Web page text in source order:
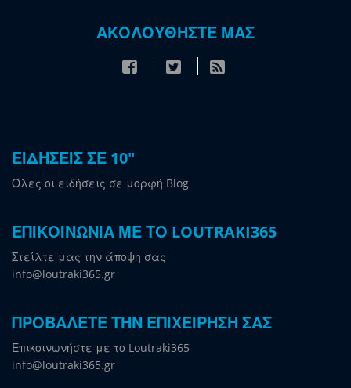
ΑΚΟΛΟΥΘΗΣΤΕ ΜΑΣ
ΕΙΔΗΣΕΙΣ ΣΕ 10"
Όλες οι ειδήσεις σε μορφή Blog
ΕΠΙΚΟΙΝΩΝΙΑ ΜΕ ΤΟ LOUTRAKI365
Στείλτε μας την άποψη σας
info@loutraki365.gr
ΠΡΟΒΑΛΕΤΕ ΤΗΝ ΕΠΙΧΕΙΡΗΣΗ ΣΑΣ
Επικοινωνήστε με το Loutraki365
info@loutraki365.gr